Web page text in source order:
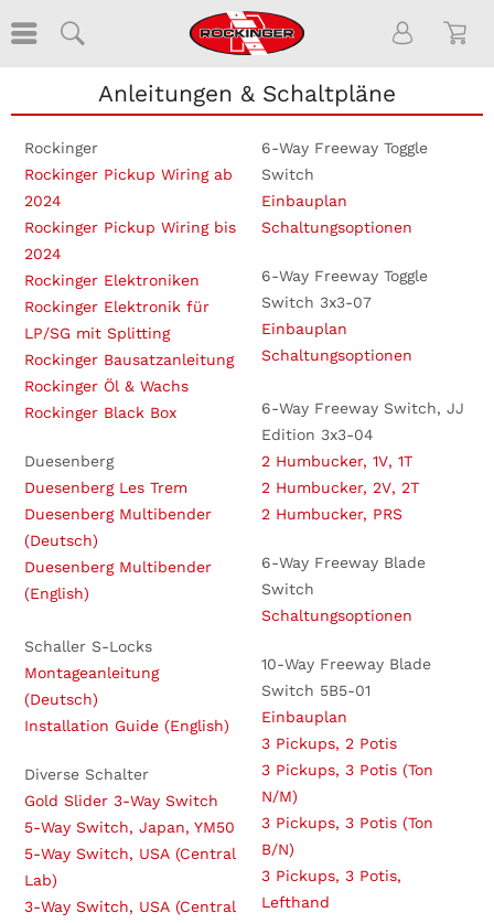
Anleitungen & Schaltpläne
Rockinger
Rockinger Pickup Wiring ab
2024
Rockinger Pickup Wiring bis
2024
Rockinger Elektroniken
Rockinger Elektronik für
LP/SG mit Splitting
Rockinger Bausatzanleitung
Rockinger Öl & Wachs
Rockinger Black Box
Duesenberg
Duesenberg Les Trem
Duesenberg Multibender
(Deutsch)
Duesenberg Multibender
(English)
Schaller S-Locks
Montageanleitung
(Deutsch)
Installation Guide (English)
Diverse Schalter
Gold Slider 3-Way Switch
5-Way Switch, Japan, YM50
5-Way Switch, USA (Central
Lab)
3-Way Switch, USA (Central
6-Way Freeway Toggle
Switch
Einbauplan
Schaltungsoptionen
6-Way Freeway Toggle
Switch 3x3-07
Einbauplan
Schaltungsoptionen
6-Way Freeway Switch, JJ
Edition 3x3-04
2 Humbucker, 1V, 1T
2 Humbucker, 2V, 2T
2 Humbucker, PRS
6-Way Freeway Blade
Switch
Schaltungsoptionen
10-Way Freeway Blade
Switch 5B5-01
Einbauplan
3 Pickups, 2 Potis
3 Pickups, 3 Potis (Ton
N/M)
3 Pickups, 3 Potis (Ton
B/N)
3 Pickups, 3 Potis,
Lefthand